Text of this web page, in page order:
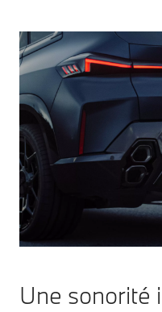
Une sonorité